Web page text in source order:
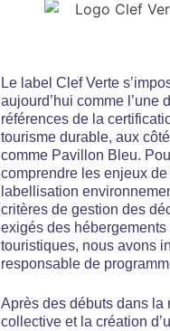
Le label Clef Verte
aujourd’hui comme l’une
références de la
tourisme durable, aux
comme Pavillon Bleu.
comprendre les enjeux de
labellisation
critères de gestion des
exigés des hébergements
touristiques, nous avons
responsable de
Après des débuts dans la
collective et la création